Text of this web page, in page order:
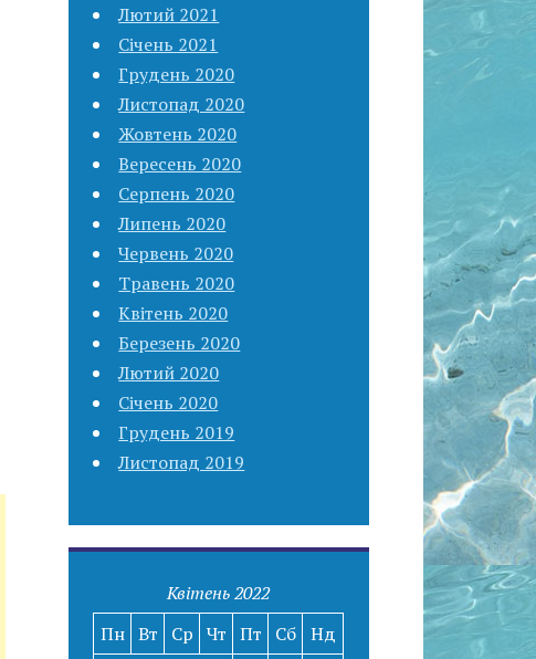
Лютий 2021
Січень 2021
Грудень 2020
Листопад 2020
Жовтень 2020
Вересень 2020
Серпень 2020
Липень 2020
Червень 2020
Травень 2020
Квітень 2020
Березень 2020
Лютий 2020
Січень 2020
Грудень 2019
Листопад 2019
Квітень 2022
Пн Вт Ср Чт Пт Сб Нд